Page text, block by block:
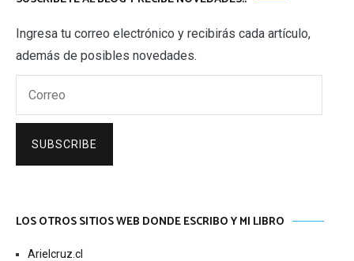
Ingresa tu correo electrónico y recibirás cada artículo,
además de posibles novedades.
SUBSCRIBE
LOS OTROS SITIOS WEB DONDE ESCRIBO Y MI LIBRO
Arielcruz.cl